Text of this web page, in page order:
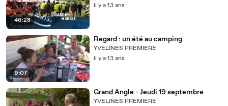
46:28
il y a 13 ans
9:07
Regard : un été au camping
YVELINES PREMIERE
il y a 13 ans
Grand Angle - Jeudi 19 septembre
YVELINES PREMIERE